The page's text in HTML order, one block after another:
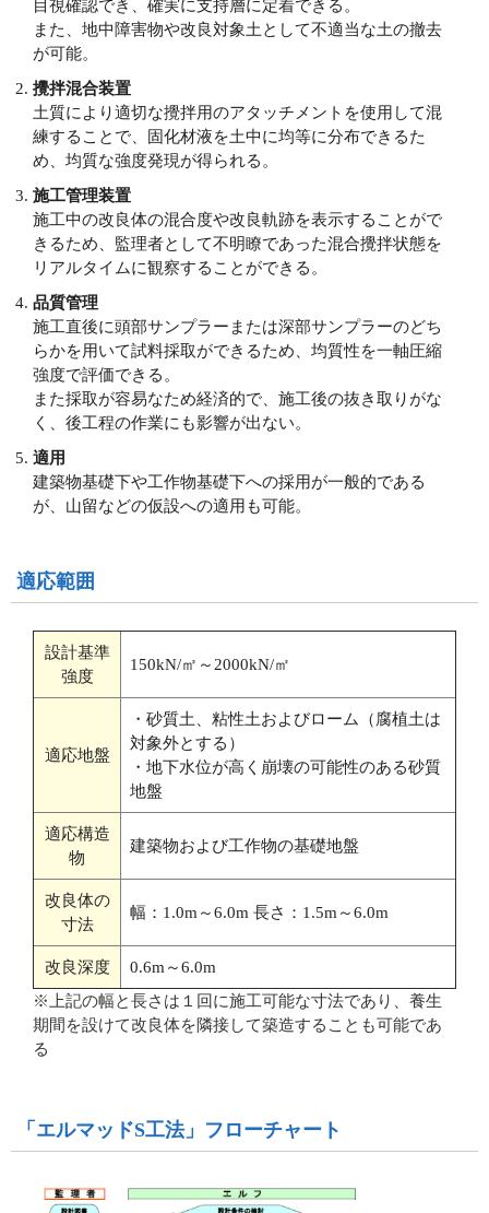
目視確認でき、確実に支持層に定着できる。
また、地中障害物や改良対象土として不適当な土の撤去
が可能。
攪拌混合装置
土質により適切な攪拌用のアタッチメントを使用して混
練することで、固化材液を土中に均等に分布できるた
め、均質な強度発現が得られる。
施工管理装置
施工中の改良体の混合度や改良軌跡を表示することがで
きるため、監理者として不明瞭であった混合攪拌状態を
リアルタイムに観察することができる。
品質管理
施工直後に頭部サンプラーまたは深部サンプラーのどち
らかを用いて試料採取ができるため、均質性を一軸圧縮
強度で評価できる。
また採取が容易なため経済的で、施工後の抜き取りがな
く、後工程の作業にも影響が出ない。
適用
建築物基礎下や工作物基礎下への採用が一般的である
が、山留などの仮設への適用も可能。
適応範囲
設計基準
強度
150kN/㎡～2000kN/㎡
適応地盤
・砂質土、粘性土およびローム（腐植土は
対象外とする）
・地下水位が高く崩壊の可能性のある砂質
地盤
適応構造
物
建築物および工作物の基礎地盤
改良体の
寸法
幅：1.0m～6.0m 長さ：1.5m～6.0m
改良深度
0.6m～6.0m
※上記の幅と長さは１回に施工可能な寸法であり、養生
期間を設けて改良体を隣接して築造することも可能であ
る
「エルマッドS工法」フローチャート